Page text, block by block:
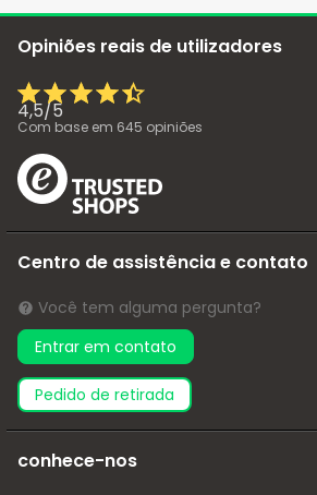
Opiniões reais de utilizadores
4,5/5
Com base em 645 opiniões
Centro de assistência e contato
Você tem alguma pergunta?
Entrar em contato
pedido de retirada
conhece-nos